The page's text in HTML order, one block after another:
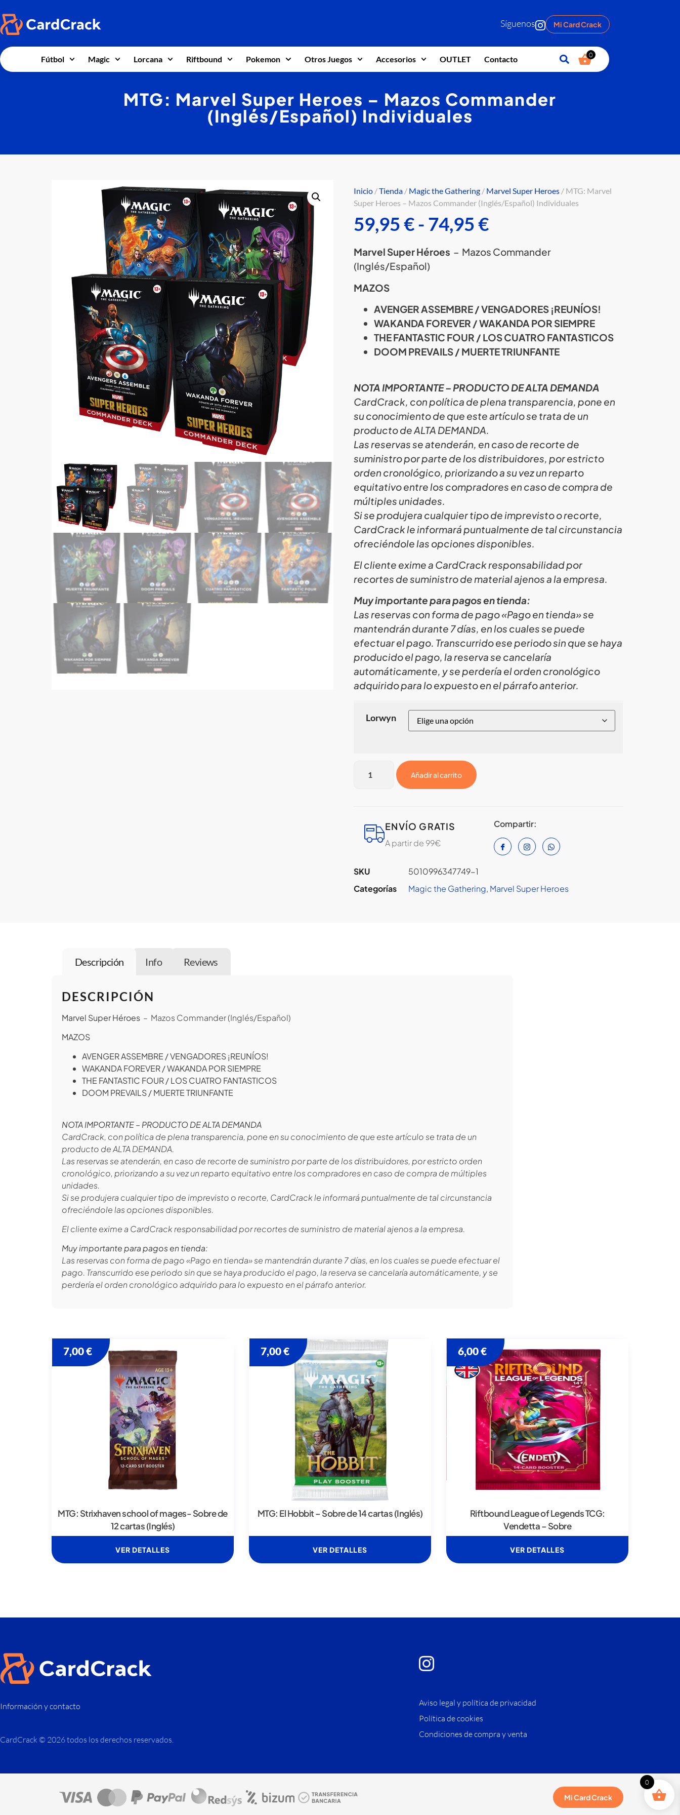
Síguenos Mi Card Crack
Fútbol Magic Lorcana Riftbound Pokemon Otros Juegos Accesorios OUTLET Contacto 0
MTG: Marvel Super Heroes – Mazos Commander
(Inglés/Español) Individuales
Inicio /Tienda / Magic the Gathering / Marvel Super Heroes / MTG: Marvel
Super Heroes – Mazos Commander (Inglés/Español) Individuales
59,95€- 74,95€
Marvel Super Héroes – Mazos Commander
(Inglés/Español)
MAZOS
AVENGER ASSEMBRE / VENGADORES ¡REUNÍOS!
WAKANDA FOREVER / WAKANDA POR SIEMPRE
THE FANTASTIC FOUR / LOS CUATRO FANTASTICOS
DOOM PREVAILS / MUERTE TRIUNFANTE
NOTA IMPORTANTE – PRODUCTO DE ALTA DEMANDA
CardCrack, con política de plena transparencia, pone en
su conocimiento de que este artículo se trata de un
producto de ALTA DEMANDA.
Las reservas se atenderán, en caso de recorte de
suministro por parte de los distribuidores, por estricto
orden cronológico, priorizando a su vez un reparto
equitativo entre los compradores en caso de compra de
múltiples unidades.
Si se produjera cualquier tipo de imprevisto o recorte,
CardCrack le informará puntualmente de tal circunstancia
ofreciéndole las opciones disponibles.
El cliente exime a CardCrack responsabilidad por
recortes de suministro de material ajenos a la empresa.
Muy importante para pagos en tienda:
Las reservas con forma de pago «Pago en tienda» se
mantendrán durante 7 días, en los cuales se puede
efectuar el pago. Transcurrido ese periodo sin que se haya
producido el pago, la reserva se cancelaría
automáticamente, y se perdería el orden cronológico
adquirido para lo expuesto en el párrafo anterior.
Lorwyn
Añadir al carrito
ENVÍO GRATIS
A partir de 99€
Compartir:
SKU
5010996347749-1
Categorías
Magic the Gathering, Marvel Super Heroes
Descripción Info Reviews
DESCRIPCIÓN
Marvel Super Héroes – Mazos Commander (Inglés/Español)
MAZOS
AVENGER ASSEMBRE / VENGADORES ¡REUNÍOS!
WAKANDA FOREVER / WAKANDA POR SIEMPRE
THE FANTASTIC FOUR / LOS CUATRO FANTASTICOS
DOOM PREVAILS / MUERTE TRIUNFANTE
NOTA IMPORTANTE – PRODUCTO DE ALTA DEMANDA
CardCrack, con política de plena transparencia, pone en su conocimiento de que este artículo se trata de un
producto de ALTA DEMANDA.
Las reservas se atenderán, en caso de recorte de suministro por parte de los distribuidores, por estricto orden
cronológico, priorizando a su vez un reparto equitativo entre los compradores en caso de compra de múltiples
unidades.
Si se produjera cualquier tipo de imprevisto o recorte, CardCrack le informará puntualmente de tal circunstancia
ofreciéndole las opciones disponibles.
El cliente exime a CardCrack responsabilidad por recortes de suministro de material ajenos a la empresa.
Muy importante para pagos en tienda:
Las reservas con forma de pago «Pago en tienda» se mantendrán durante 7 días, en los cuales se puede efectuar el
pago. Transcurrido ese periodo sin que se haya producido el pago, la reserva se cancelaría automáticamente, y se
perdería el orden cronológico adquirido para lo expuesto en el párrafo anterior.
7,00€
MTG: Strixhaven school of mages- Sobre de
12 cartas (Inglés)
VER DETALLES
7,00€
MTG: El Hobbit – Sobre de 14 cartas (Inglés)
VER DETALLES
6,00€
Riftbound League of Legends TCG:
Vendetta – Sobre
VER DETALLES
Información y contacto
CardCrack © 2026 todos los derechos reservados.
Aviso legal y política de privacidad
Política de cookies
Condiciones de compra y venta
Mi Card Crack
0